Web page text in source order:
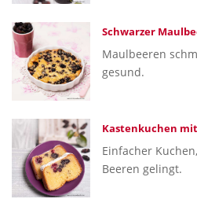
Schwarzer
Maulbeeren
gesund.
Kastenkuchen
Einfacher
Beeren gelingt.